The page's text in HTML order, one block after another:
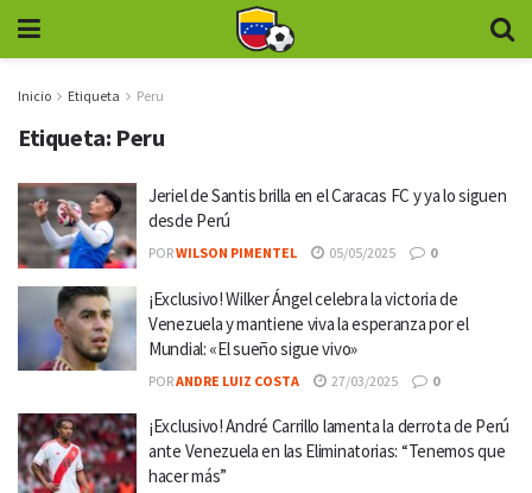
Inicio Etiqueta Peru
Etiqueta: Peru
Jeriel de Santis brilla en el Caracas FC y ya lo siguen
desde Perú
PORWILSON PIMENTEL 05/05/2025 0
¡Exclusivo! Wilker Ángel celebra la victoria de
Venezuela y mantiene viva la esperanza por el
Mundial: «El sueño sigue vivo»
PORANDRE LUIZ COSTA 27/03/2025 0
¡Exclusivo! André Carrillo lamenta la derrota de Perú
ante Venezuela en las Eliminatorias: “Tenemos que
hacer más”